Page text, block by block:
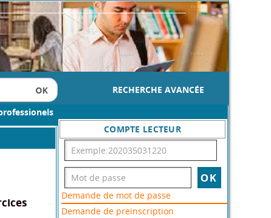
RECHERCHE AVANCÉE
COMPTE LECTEUR
Demande de mot de passe
Demande de preinscription